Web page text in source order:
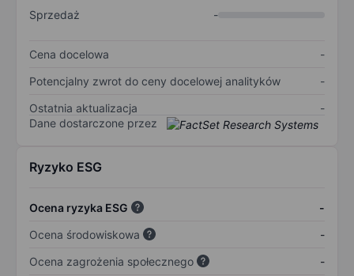
Sprzedaż
-
Cena docelowa
-
Potencjalny zwrot do ceny docelowej analityków
-
Ostatnia aktualizacja
-
Dane dostarczone przez
Ryzyko ESG
Ocena ryzyka ESG
-
Ocena środowiskowa
-
Ocena zagrożenia społecznego
-